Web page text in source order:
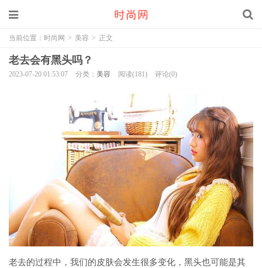
当前位置： 时尚网 > 美容 > 正文
老去会有黑头吗？
2023-07-20 01:53:07 分类： 美容 阅读(181) 评论(0)
老去的过程中，我们的皮肤会发生很多变化，黑头也可能是其